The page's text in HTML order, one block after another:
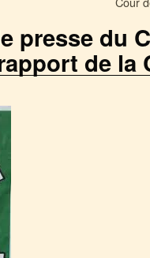
presse du
de la